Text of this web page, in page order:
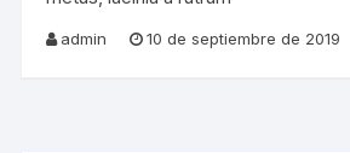
admin 10 de septiembre de 2019